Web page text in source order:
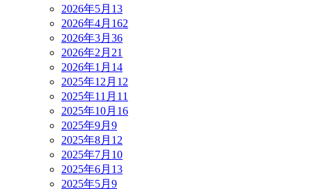
2026年5月 13
2026年4月 162
2026年3月 36
2026年2月 21
2026年1月 14
2025年12月 12
2025年11月 11
2025年10月 16
2025年9月 9
2025年8月 12
2025年7月 10
2025年6月 13
2025年5月 9